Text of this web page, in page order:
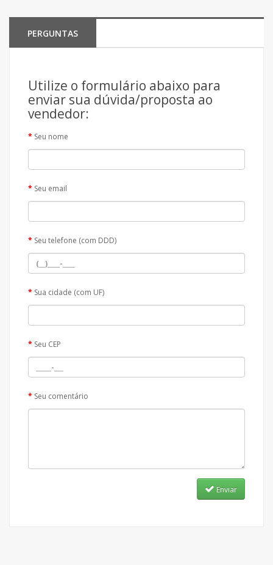
PERGUNTAS
Utilize o formulário abaixo para
enviar sua dúvida/proposta ao
vendedor:
Seu nome
Seu email
Seu telefone (com DDD)
Sua cidade (com UF)
Seu CEP
Seu comentário
Enviar